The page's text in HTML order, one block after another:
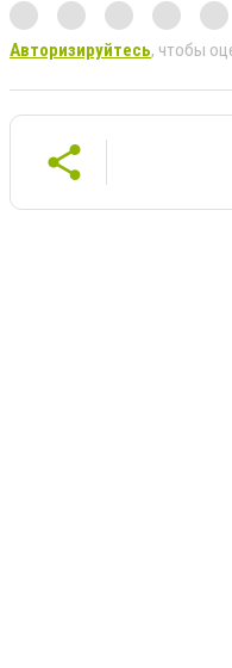
Авторизируйтесь, чтобы